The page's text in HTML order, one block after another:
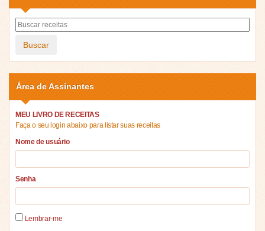
Buscar
Área de Assinantes
MEU LIVRO DE RECEITAS
Faça o seu login abaixo para listar suas receitas
Nome de usuário
Senha
Lembrar-me